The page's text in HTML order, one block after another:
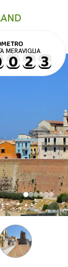
MERAVIGLIA